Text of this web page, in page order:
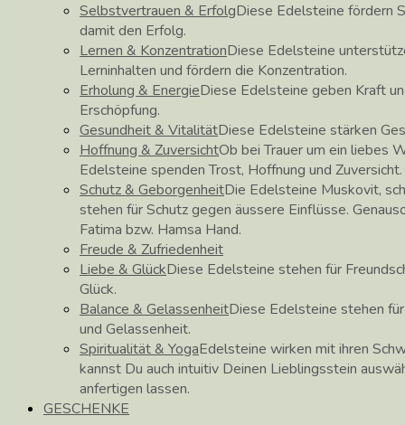
Selbstvertrauen & ErfolgDiese Edelsteine fördern
damit den Erfolg.
Lernen & KonzentrationDiese Edelsteine
Lerninhalten und fördern die Konzentration.
Erholung & EnergieDiese Edelsteine geben Kraft
Erschöpfung.
Gesundheit & VitalitätDiese Edelsteine stärken
Hoffnung & ZuversichtOb bei Trauer um ein liebes
Edelsteine spenden Trost, Hoffnung und Zuversicht.
Schutz & GeborgenheitDie Edelsteine Muskovit,
stehen für Schutz gegen äussere Einflüsse.
Fatima bzw. Hamsa Hand.
Freude & Zufriedenheit
Liebe & GlückDiese Edelsteine stehen für
Glück.
Balance & GelassenheitDiese Edelsteine stehen
und Gelassenheit.
Spiritualität & YogaEdelsteine wirken mit ihren
kannst Du auch intuitiv Deinen Lieblingsstein
anfertigen lassen.
GESCHENKE